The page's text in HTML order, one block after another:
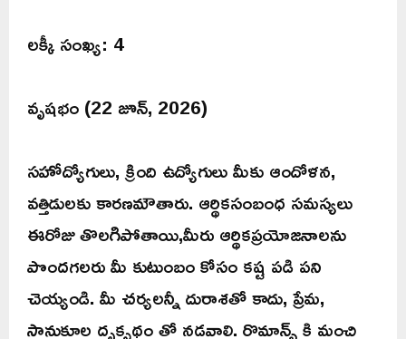
లక్కీ సంఖ్య: 4
వృషభం (22 జూన్, 2026)
సహోద్యోగులు, క్రింది ఉద్యోగులు మీకు ఆందోళన,
వత్తిడులకు కారణమౌతారు. ఆర్థికసంబంధ సమస్యలు
ఈరోజు తొలగిపోతాయి,మీరు ఆర్థికప్రయోజనాలను
పొందగలరు మీ కుటుంబం కోసం కష్ట పడి పని
చెయ్యండి. మీ చర్యలన్నీ దురాశతో కాదు, ప్రేమ,
సానుకూల దృక్పథం తో నడవాలి. రొమాన్స్ కి మంచి